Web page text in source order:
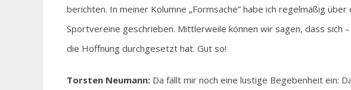
berichten. In meiner Kolumne „Formsache” habe ich regelmäßig
Sportvereine geschrieben. Mittlerweile können wir sagen, dass
die Hoffnung durchgesetzt hat. Gut so!
Torsten Neumann: Da fällt mir noch eine lustige Begebenheit ein: